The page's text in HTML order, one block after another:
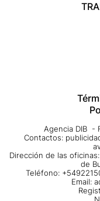
Agencia DIB -
Contactos:
Dirección de las
de
Teléfono:
Email: